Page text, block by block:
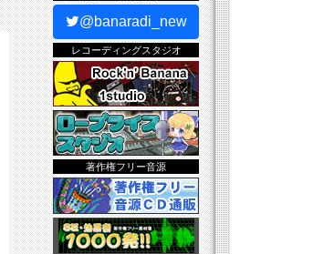
@banaradi_new
レコーディングスタジオ
著作権フリー音源